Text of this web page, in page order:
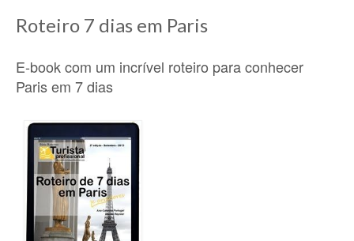
Roteiro 7 dias em Paris
E-book com um incrível roteiro para conhecer
Paris em 7 dias